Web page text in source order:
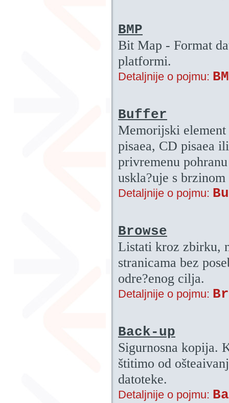
BMP
Bit Map - Format
platformi.
Detaljnije o pojmu:
Buffer
Memorijski
pisaea, CD pisaea
privremenu
uskla?uje s
Detaljnije o pojmu:
Browse
Listati kroz zbirku,
stranicama bez
odre?enog cilja.
Detaljnije o pojmu:
Back-up
Sigurnosna kopija.
štitimo od
datoteke.
Detaljnije o pojmu: